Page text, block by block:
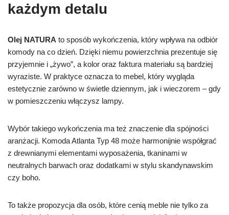
każdym detalu
Olej NATURA to sposób wykończenia, który wpływa na odbiór
komody na co dzień. Dzięki niemu powierzchnia prezentuje się
przyjemnie i „żywo”, a kolor oraz faktura materiału są bardziej
wyraziste. W praktyce oznacza to mebel, który wygląda
estetycznie zarówno w świetle dziennym, jak i wieczorem – gdy
w pomieszczeniu włączysz lampy.
Wybór takiego wykończenia ma też znaczenie dla spójności
aranżacji. Komoda Atlanta Typ 48 może harmonijnie współgrać
z drewnianymi elementami wyposażenia, tkaninami w
neutralnych barwach oraz dodatkami w stylu skandynawskim
czy boho.
To także propozycja dla osób, które cenią meble nie tylko za